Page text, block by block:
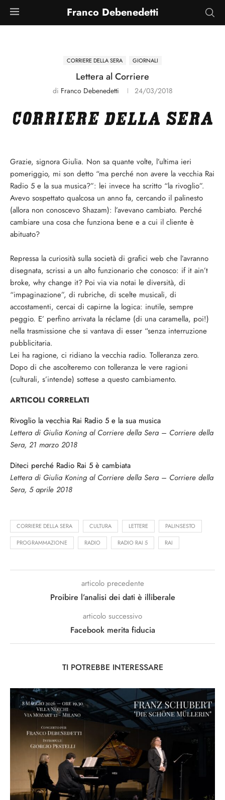
Franco Debenedetti
CORRIERE DELLA SERA GIORNALI
Lettera al Corriere
di Franco Debenedetti 24/03/2018
Grazie, signora Giulia. Non sa quante volte, l’ultima ieri
pomeriggio, mi son detto “ma perché non avere la vecchia Rai
Radio 5 e la sua musica?”: lei invece ha scritto “la rivoglio”.
Avevo sospettato qualcosa un anno fa, cercando il palinesto
(allora non conoscevo Shazam): l’avevano cambiato. Perché
cambiare una cosa che funziona bene e a cui il cliente è
abituato?
Repressa la curiosità sulla società di grafici web che l’avranno
disegnata, scrissi a un alto funzionario che conosco: if it ain’t
broke, why change it? Poi via via notai le diversità, di
“impaginazione”, di rubriche, di scelte musicali, di
accostamenti, cercai di capirne la logica: inutile, sempre
peggio. E’ perfino arrivata la réclame (di una caramella, poi!)
nella trasmissione che si vantava di esser “senza interruzione
pubblicitaria.
Lei ha ragione, ci ridiano la vecchia radio. Tolleranza zero.
Dopo di che ascolteremo con tolleranza le vere ragioni
(culturali, s’intende) sottese a questo cambiamento.
ARTICOLI CORRELATI
Rivoglio la vecchia Rai Radio 5 e la sua musica
Lettera di Giulia Koning al Corriere della Sera – Corriere della
Sera, 21 marzo 2018
Diteci perché Radio Rai 5 è cambiata
Lettera di Giulia Koning al Corriere della Sera – Corriere della
Sera, 5 aprile 2018
CORRIERE DELLA SERA CULTURA LETTERE PALINSESTO
PROGRAMMAZIONE RADIO RADIO RAI 5 RAI
articolo precedente
Proibire l’analisi dei dati è illiberale
articolo successivo
Facebook merita fiducia
TI POTREBBE INTERESSARE